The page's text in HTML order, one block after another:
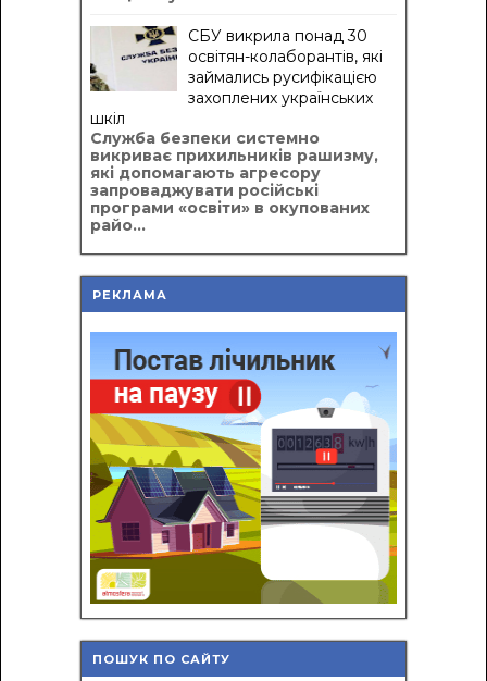
СБУ викрила понад 30
освітян-колаборантів, які
займались русифікацією
захоплених українських
шкіл
Служба безпеки системно
викриває прихильників рашизму,
які допомагають агресору
запроваджувати російські
програми «освіти» в окупованих
райо...
РЕКЛАМА
ПОШУК ПО САЙТУ